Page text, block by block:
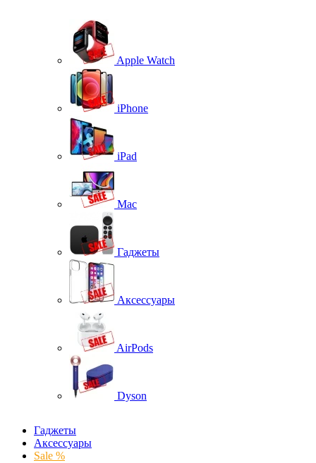
Apple Watch
iPhone
iPad
Mac
Гаджеты
Аксессуары
AirPods
Dyson
Гаджеты
Аксессуары
Sale %